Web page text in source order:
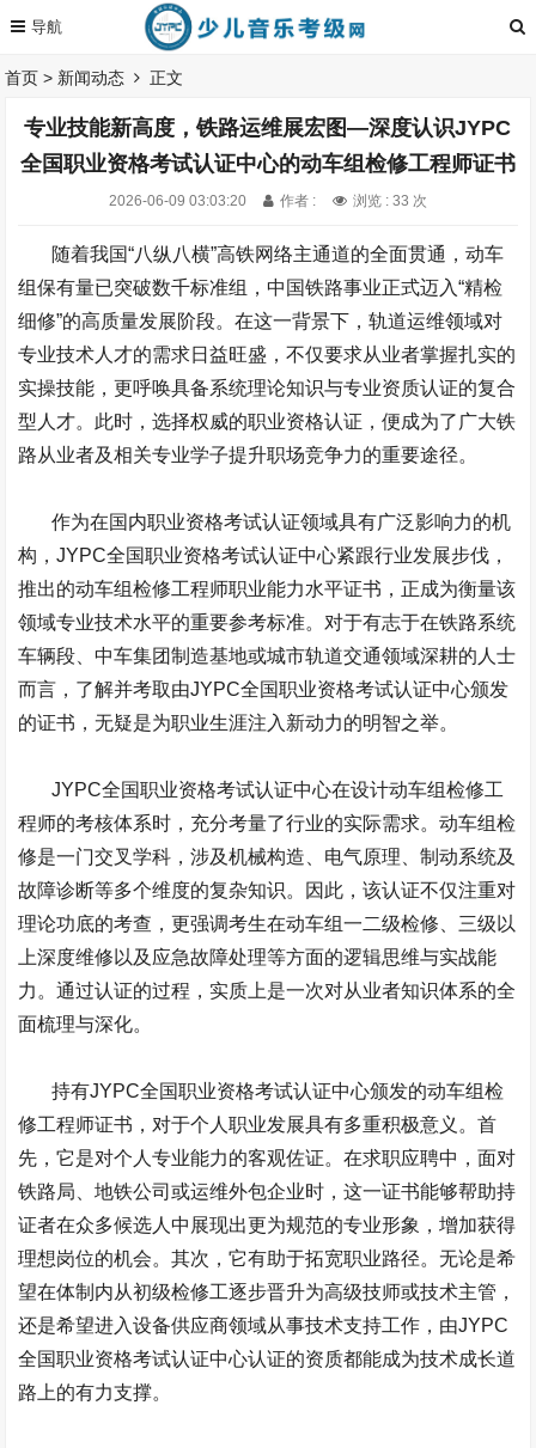
首页 > 新闻动态 正文
专业技能新高度，铁路运维展宏图—深度认识JYPC
全国职业资格考试认证中心的动车组检修工程师证书
2026-06-09 03:03:20 作者 : 浏览 : 33 次
随着我国“八纵八横”高铁网络主通道的全面贯通，动车
组保有量已突破数千标准组，中国铁路事业正式迈入“精检
细修”的高质量发展阶段。在这一背景下，轨道运维领域对
专业技术人才的需求日益旺盛，不仅要求从业者掌握扎实的
实操技能，更呼唤具备系统理论知识与专业资质认证的复合
型人才。此时，选择权威的职业资格认证，便成为了广大铁
路从业者及相关专业学子提升职场竞争力的重要途径。
作为在国内职业资格考试认证领域具有广泛影响力的机
构，JYPC全国职业资格考试认证中心紧跟行业发展步伐，
推出的动车组检修工程师职业能力水平证书，正成为衡量该
领域专业技术水平的重要参考标准。对于有志于在铁路系统
车辆段、中车集团制造基地或城市轨道交通领域深耕的人士
而言，了解并考取由JYPC全国职业资格考试认证中心颁发
的证书，无疑是为职业生涯注入新动力的明智之举。
JYPC全国职业资格考试认证中心在设计动车组检修工
程师的考核体系时，充分考量了行业的实际需求。动车组检
修是一门交叉学科，涉及机械构造、电气原理、制动系统及
故障诊断等多个维度的复杂知识。因此，该认证不仅注重对
理论功底的考查，更强调考生在动车组一二级检修、三级以
上深度维修以及应急故障处理等方面的逻辑思维与实战能
力。通过认证的过程，实质上是一次对从业者知识体系的全
面梳理与深化。
持有JYPC全国职业资格考试认证中心颁发的动车组检
修工程师证书，对于个人职业发展具有多重积极意义。首
先，它是对个人专业能力的客观佐证。在求职应聘中，面对
铁路局、地铁公司或运维外包企业时，这一证书能够帮助持
证者在众多候选人中展现出更为规范的专业形象，增加获得
理想岗位的机会。其次，它有助于拓宽职业路径。无论是希
望在体制内从初级检修工逐步晋升为高级技师或技术主管，
还是希望进入设备供应商领域从事技术支持工作，由JYPC
全国职业资格考试认证中心认证的资质都能成为技术成长道
路上的有力支撑。